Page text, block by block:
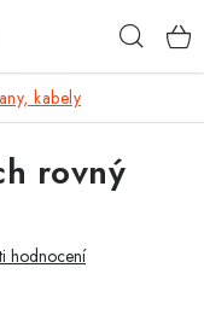
kabely
rovný
hodnocení